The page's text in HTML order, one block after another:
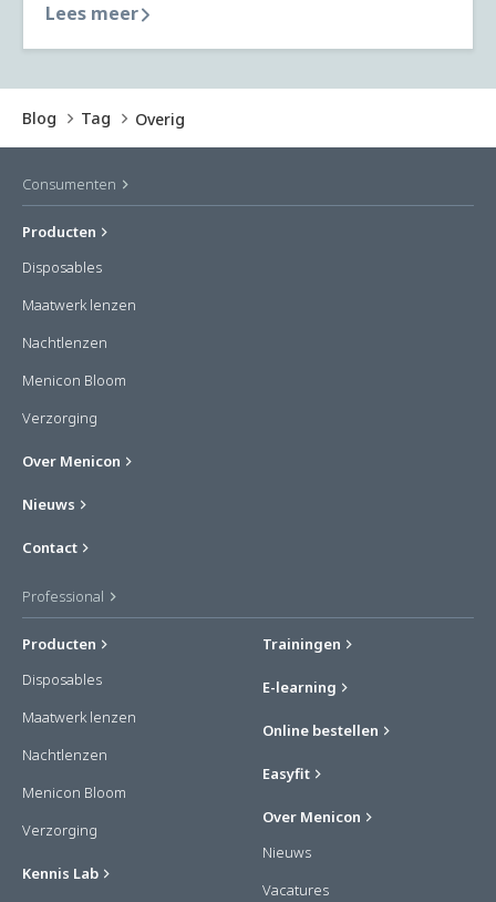
Lees meer
Blog Tag Overig
Consumenten
Producten
Disposables
Maatwerk lenzen
Nachtlenzen
Menicon Bloom
Verzorging
Over Menicon
Nieuws
Contact
Professional
Producten
Disposables
Maatwerk lenzen
Nachtlenzen
Menicon Bloom
Verzorging
Kennis Lab
Trainingen
E-learning
Online bestellen
Easyfit
Over Menicon
Nieuws
Vacatures